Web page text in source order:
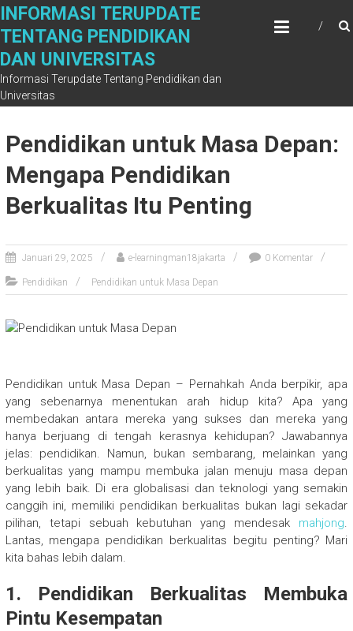
Skip
content
INFORMASI TERUPDATE
TENTANG PENDIDIKAN
DAN UNIVERSITAS
Informasi Terupdate Tentang Pendidikan dan
Universitas
Pendidikan untuk Masa Depan:
Mengapa Pendidikan
Berkualitas Itu Penting
Januari 29, 2025 e-learningman18jakarta 0 Komentar
Pendidikan Pendidikan untuk Masa Depan
Pendidikan untuk Masa Depan – Pernahkah Anda berpikir, apa
yang sebenarnya menentukan arah hidup kita? Apa yang
membedakan antara mereka yang sukses dan mereka yang
hanya berjuang di tengah kerasnya kehidupan? Jawabannya
jelas: pendidikan. Namun, bukan sembarang, melainkan yang
berkualitas yang mampu membuka jalan menuju masa depan
yang lebih baik. Di era globalisasi dan teknologi yang semakin
canggih ini, memiliki pendidikan berkualitas bukan lagi sekadar
pilihan, tetapi sebuah kebutuhan yang mendesak mahjong.
Lantas, mengapa pendidikan berkualitas begitu penting? Mari
kita bahas lebih dalam.
1. Pendidikan Berkualitas Membuka
Pintu Kesempatan